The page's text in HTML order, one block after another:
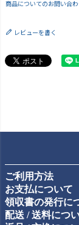
商品についてのお問い合
レビューを書く
ご利用方法
お支払について
領収書の発行に
配送 / 送料につ